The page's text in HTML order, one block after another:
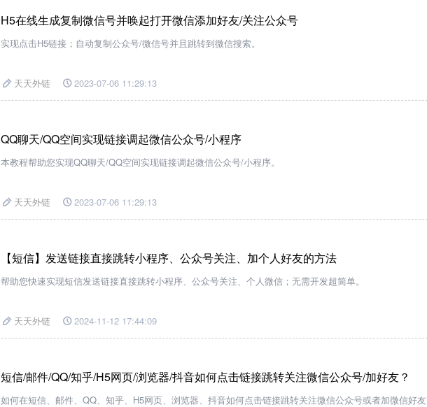
H5在线生成复制微信号并唤起打开微信添加好友/关注公众号
实现点击H5链接；自动复制公众号/微信号并且跳转到微信搜索。
天天外链 2023-07-06 11:29:13
QQ聊天/QQ空间实现链接调起微信公众号/小程序
本教程帮助您实现QQ聊天/QQ空间实现链接调起微信公众号/小程序。
天天外链 2023-07-06 11:29:13
【短信】发送链接直接跳转小程序、公众号关注、加个人好友的方法
帮助您快速实现短信发送链接直接跳转小程序、公众号关注、个人微信；无需开发超简单。
天天外链 2024-11-12 17:44:09
短信/邮件/QQ/知乎/H5网页/浏览器/抖音如何点击链接跳转关注微信公众号/加好友？
如何在短信、邮件、QQ、知乎、H5网页、浏览器、抖音如何点击链接跳转关注微信公众号或者加微信好